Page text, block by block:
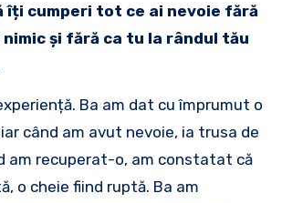
îți cumperi tot ce ai nevoie fără
și fără ca tu la rândul tău
Ba am dat cu împrumut o
când am avut nevoie, ia trusa de
am recuperat-o, am constatat că
o cheie fiind ruptă. Ba am